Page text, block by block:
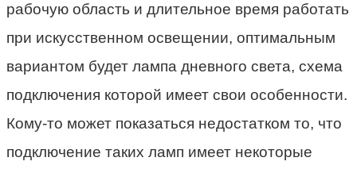
рабочую область и длительное время работать
при искусственном освещении, оптимальным
вариантом будет лампа дневного света, схема
подключения которой имеет свои особенности.
Кому-то может показаться недостатком то, что
подключение таких ламп имеет некоторые